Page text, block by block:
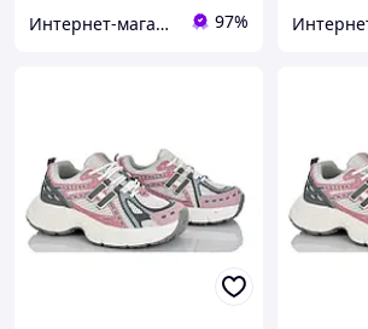
Интернет-магазин Minimalka.com - минимальные цены на одежду и обувь, нижнее белье и другие товары 97%